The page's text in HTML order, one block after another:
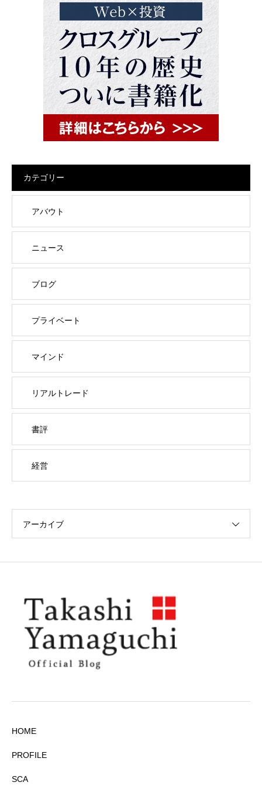
カテゴリー
アバウト
ニュース
ブログ
プライベート
マインド
リアルトレード
書評
経営
アーカイブ
HOME
PROFILE
SCA